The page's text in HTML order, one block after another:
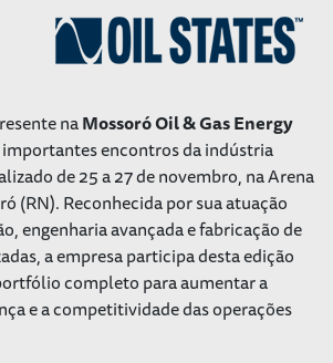
naMossoró Oil & Gas Energy
importantes encontros da indústria
de 25 a 27 de novembro, na Arena
(RN). Reconhecida por sua atuação
engenharia avançada e fabricação de
a empresa participa desta edição
completo para aumentar a
e a competitividade das operações